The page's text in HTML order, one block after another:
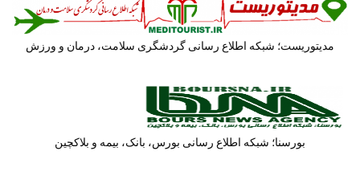
مدیتوریست؛ شبکه اطلاع رسانی گردشگری سلامت، درمان و ورزش
بورسنا؛ شبکه اطلاع رسانی بورس، بانک، بیمه و بلاکچین